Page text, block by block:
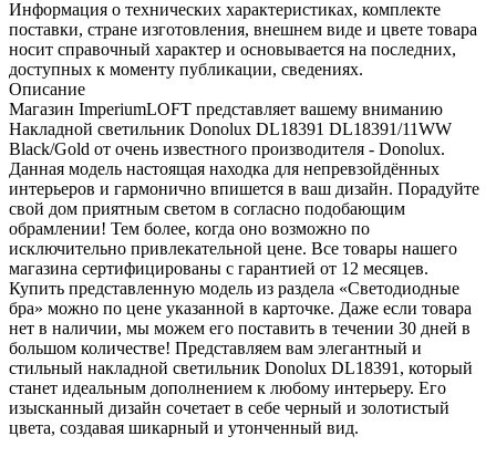
Информация о технических характеристиках, комплекте
поставки, стране изготовления, внешнем виде и цвете товара
носит справочный характер и основывается на последних,
доступных к моменту публикации, сведениях.
Описание
Магазин ImperiumLOFT представляет вашему вниманию
Накладной светильник Donolux DL18391 DL18391/11WW
Black/Gold от очень известного производителя - Donolux.
Данная модель настоящая находка для непревзойдённых
интерьеров и гармонично впишется в ваш дизайн. Порадуйте
свой дом приятным светом в согласно подобающим
обрамлении! Тем более, когда оно возможно по
исключительно привлекательной цене. Все товары нашего
магазина сертифицированы с гарантией от 12 месяцев.
Купить представленную модель из раздела «Светодиодные
бра» можно по цене указанной в карточке. Даже если товара
нет в наличии, мы можем его поставить в течении 30 дней в
большом количестве! Представляем вам элегантный и
стильный накладной светильник Donolux DL18391, который
станет идеальным дополнением к любому интерьеру. Его
изысканный дизайн сочетает в себе черный и золотистый
цвета, создавая шикарный и утонченный вид.